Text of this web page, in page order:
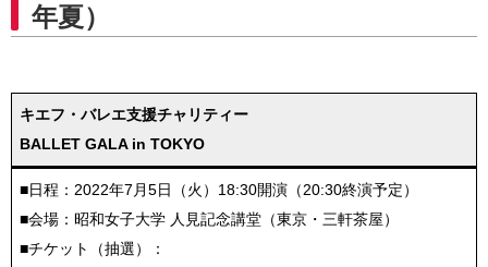
年夏）
キエフ・バレエ支援チャリティー
BALLET GALA in TOKYO
■日程：2022年7月5日（火）18:30開演（20:30終演予定）
■会場：昭和女子大学 人見記念講堂（東京・三軒茶屋）
■チケット（抽選）：